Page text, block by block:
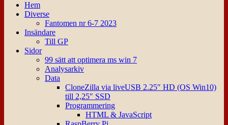
Hem
Diverse
Fantomen nr 6-7 2023
Insändare
Till GP
Sidor
99 sätt att optimera ms win 7
Analysarkiv
Data
CloneZilla via liveUSB 2.25″ HD (OS Win10)
till 2,25″ SSD
Programmering
HTML & JavaScript